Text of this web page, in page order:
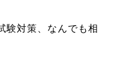
対策、なんでも相